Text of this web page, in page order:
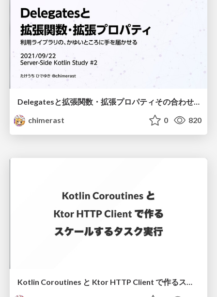
Delegatesと拡張関数・拡張プロパティその合わせ技
chimerast
0 820
Kotlin Coroutines と Ktor HTTP Client で作るスケールするタスク実行